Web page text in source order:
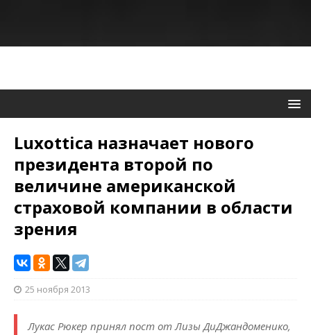
Luxottica назначает нового
президента второй по
величине американской
страховой компании в области
зрения
25 ноября 2013
Лукас Рюкер принял пост от Лизы ДиДжандоменико,